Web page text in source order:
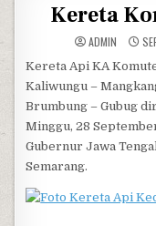
Kereta
ADMIN
Kereta Api KA
Kaliwungu –
Brumbung – Gubug
Minggu, 28
Gubernur Jawa
Semarang.